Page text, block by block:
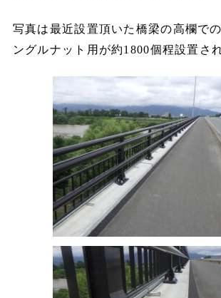
写真は最近設置頂いた橋梁の高欄で
ングルナット用が約1800個程設置さ